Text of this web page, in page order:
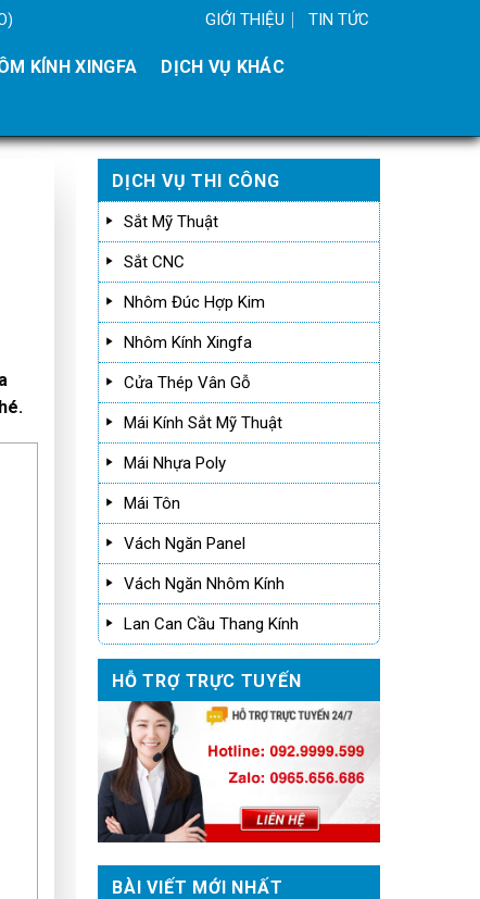
GIỚI THIỆU TIN TỨC
KÍNH XINGFA
DỊCH VỤ KHÁC
DỊCH VỤ THI CÔNG
Sắt Mỹ Thuật
Sắt CNC
Nhôm Đúc Hợp Kim
Nhôm Kính Xingfa
Cửa Thép Vân Gỗ
Mái Kính Sắt Mỹ Thuật
Mái Nhựa Poly
Mái Tôn
Vách Ngăn Panel
Vách Ngăn Nhôm Kính
Lan Can Cầu Thang Kính
HỖ TRỢ TRỰC TUYẾN
BÀI VIẾT MỚI NHẤT